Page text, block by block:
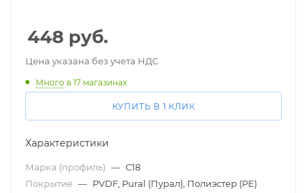
448 руб.
Цена указана без учета НДС
Много в 17 магазинах
КУПИТЬ В 1 КЛИК
Характеристики
Марка (профиль) — С18
Покрытие — PVDF, Pural (Пурал), Полиэстер (PE)